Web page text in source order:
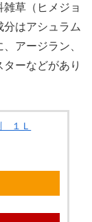
草（ヒメジョ
はアシュラム
アージラン、
ーなどがあり
１Ｌ